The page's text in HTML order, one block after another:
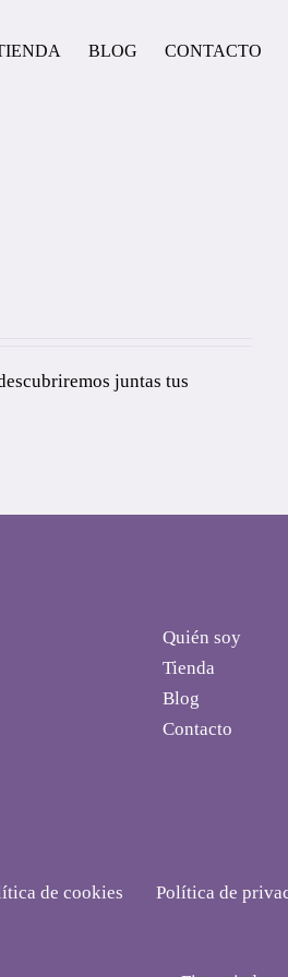
BLOG CONTACTO
juntas tus
Quién soy
Tienda
Blog
Contacto
de cookies Política de